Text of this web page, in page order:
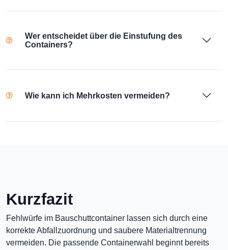
Wer entscheidet über die Einstufung des
Containers?
Wie kann ich Mehrkosten vermeiden?
Kurzfazit
Fehlwürfe im Bauschuttcontainer lassen sich durch eine
korrekte Abfallzuordnung und saubere Materialtrennung
vermeiden. Die passende Containerwahl beginnt bereits